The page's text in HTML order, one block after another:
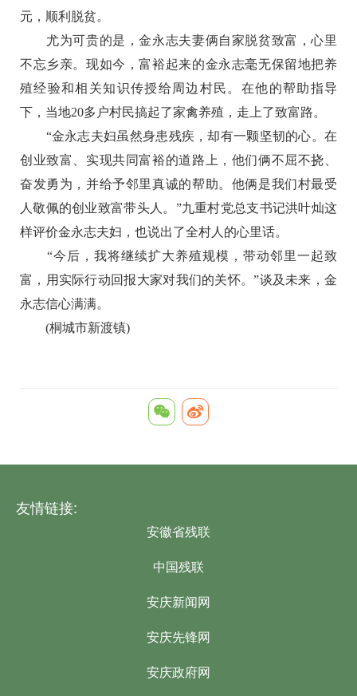
元，顺利脱贫。
尤为可贵的是，金永志夫妻俩自家脱贫致富，心里
不忘乡亲。现如今，富裕起来的金永志毫无保留地把养
殖经验和相关知识传授给周边村民。在他的帮助指导
下，当地20多户村民搞起了家禽养殖，走上了致富路。
“金永志夫妇虽然身患残疾，却有一颗坚韧的心。在
创业致富、实现共同富裕的道路上，他们俩不屈不挠、
奋发勇为，并给予邻里真诚的帮助。他俩是我们村最受
人敬佩的创业致富带头人。”九重村党总支书记洪叶灿这
样评价金永志夫妇，也说出了全村人的心里话。
“今后，我将继续扩大养殖规模，带动邻里一起致
富，用实际行动回报大家对我们的关怀。”谈及未来，金
永志信心满满。
(桐城市新渡镇)
友情链接:
安徽省残联
中国残联
安庆新闻网
安庆先锋网
安庆政府网